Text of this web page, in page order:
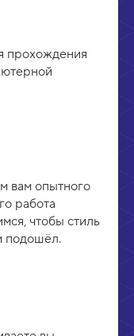
прохождения
вам опытного
работа
чтобы стиль
подошёл.